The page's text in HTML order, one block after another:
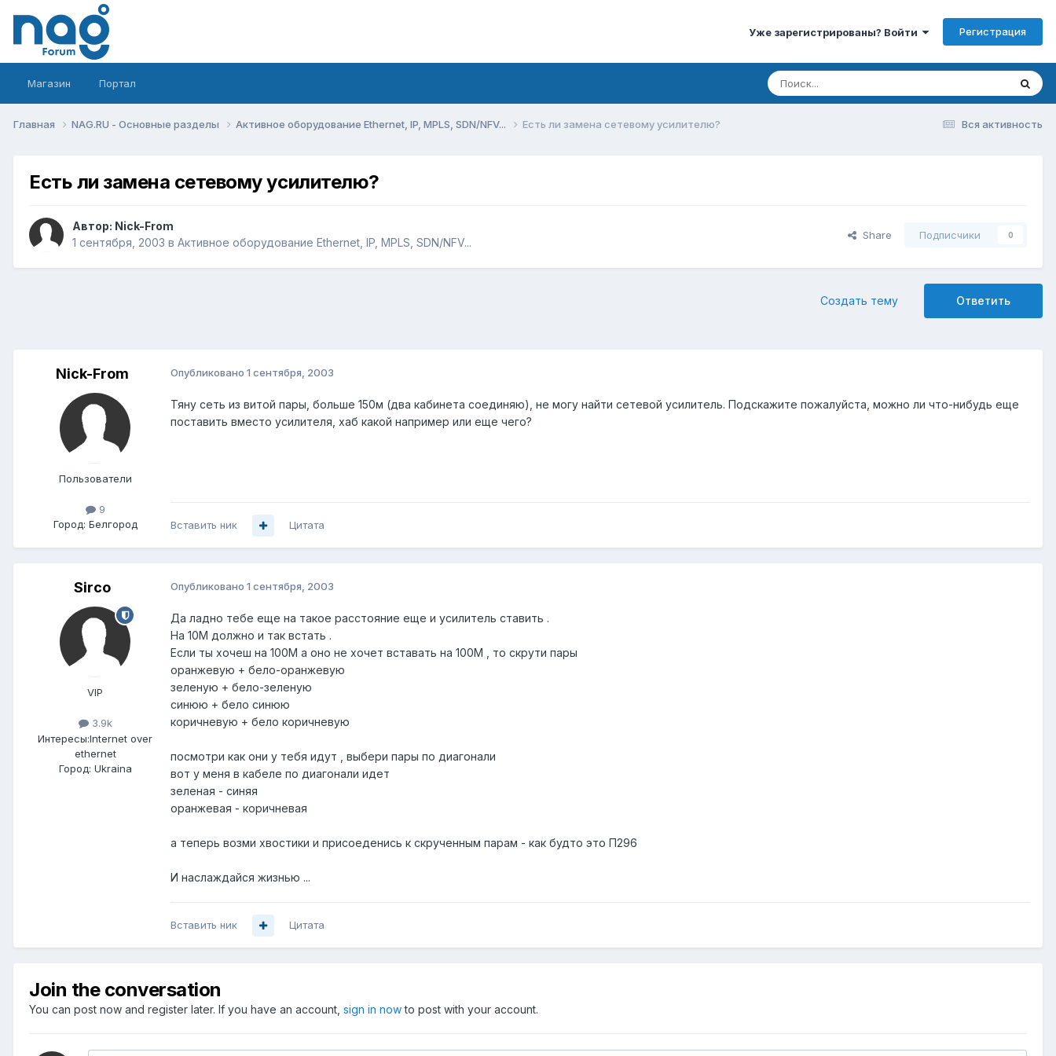
Уже зарегистрированы? Войти Регистрация
Магазин Портал
Вся активность
Главная NAG.RU - Основные разделы Активное оборудование Ethernet, IP, MPLS, SDN/NFV... Есть ли замена сетевому усилителю?
Есть ли замена сетевому усилителю?
Автор: Nick-From
1 сентября, 2003 в Активное оборудование Ethernet, IP, MPLS, SDN/NFV...
Share Подписчики 0
Ответить
Создать тему
Nick-From
Пользователи
9
Город: Белгород
Опубликовано 1 сентября, 2003
Тяну сеть из витой пары, больше 150м (два кабинета соединяю), не могу найти сетевой усилитель. Подскажите пожалуйста, можно ли что-нибудь еще
поставить вместо усилителя, хаб какой например или еще чего?
Вставить ник Цитата
Sirco
VIP
3.9k
Интересы:Internet over
ethernet
Город: Ukraina
Опубликовано 1 сентября, 2003
Да ладно тебе еще на такое расстояние еще и усилитель ставить .
На 10М должно и так встать .
Если ты хочеш на 100М а оно не хочет вставать на 100М , то скрути пары
оранжевую + бело-оранжевую
зеленую + бело-зеленую
синюю + бело синюю
коричневую + бело коричневую
посмотри как они у тебя идут , выбери пары по диагонали
вот у меня в кабеле по диагонали идет
зеленая - синяя
оранжевая - коричневая
а теперь возми хвостики и присоеденись к скрученным парам - как будто это П296
И наслаждайся жизнью ...
Вставить ник Цитата
Join the conversation
You can post now and register later. If you have an account, sign in nowto post with your account.